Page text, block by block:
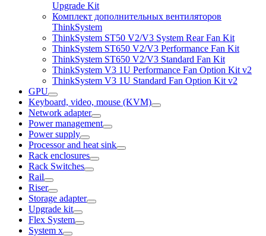
Upgrade Kit
Комплект дополнительных вентиляторов
ThinkSystem
ThinkSystem ST50 V2/V3 System Rear Fan Kit
ThinkSystem ST650 V2/V3 Performance Fan Kit
ThinkSystem ST650 V2/V3 Standard Fan Kit
ThinkSystem V3 1U Performance Fan Option Kit v2
ThinkSystem V3 1U Standard Fan Option Kit v2
GPU
Keyboard, video, mouse (KVM)
Network adapter
Power management
Power supply
Processor and heat sink
Rack enclosures
Rack Switches
Rail
Riser
Storage adapter
Upgrade kit
Flex System
System x